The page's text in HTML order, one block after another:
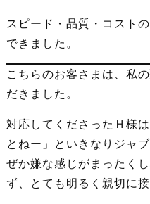
スピード・品質・コスト
できました。
こちらのお客さまは、私
だきました。
対応してくださったＨ様
とねー」といきなりジャ
ぜか嫌な感じがまったく
ず、とても明るく親切に